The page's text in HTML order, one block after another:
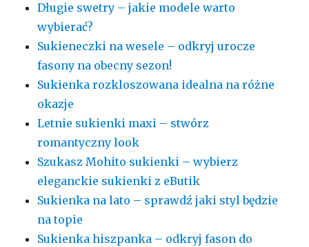
Długie swetry – jakie modele warto
wybierać?
Sukieneczki na wesele – odkryj urocze
fasony na obecny sezon!
Sukienka rozkloszowana idealna na różne
okazje
Letnie sukienki maxi – stwórz
romantyczny look
Szukasz Mohito sukienki – wybierz
eleganckie sukienki z eButik
Sukienka na lato – sprawdź jaki styl będzie
na topie
Sukienka hiszpanka – odkryj fason do